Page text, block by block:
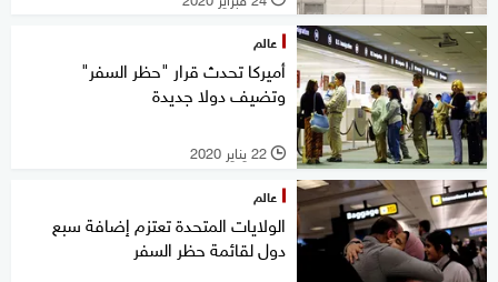
عالم
أميركا تحدث قرار "حظر السفر"
وتضيف دولا جديدة
l 22 يناير 2020
عالم
الولايات المتحدة تعتزم إضافة سبع
دول لقائمة حظر السفر